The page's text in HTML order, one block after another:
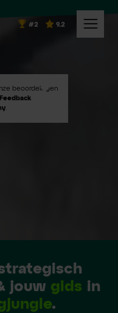
#2 9.2
beoordelingen
.
jouw gids in
.